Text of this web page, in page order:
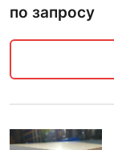
по запросу